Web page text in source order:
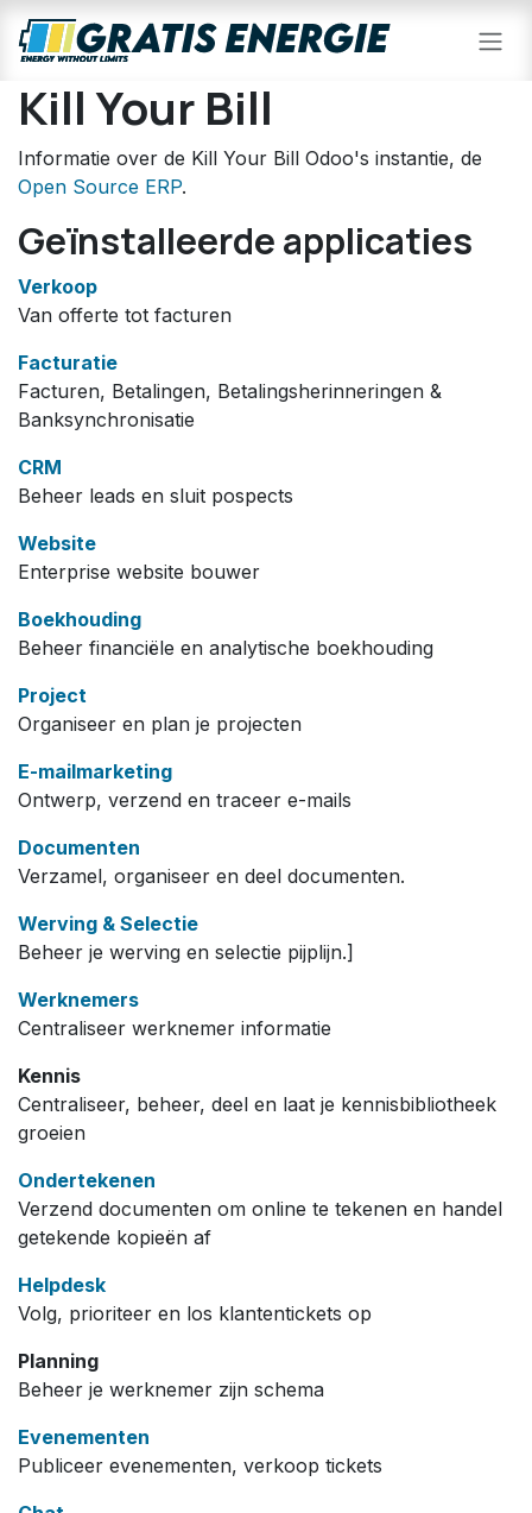
Overslaan naar inhoud
Kill Your Bill
Informatie over de Kill Your Bill Odoo's instantie, de
Open Source ERP.
Geïnstalleerde applicaties
Verkoop
Van offerte tot facturen
Facturatie
Facturen, Betalingen, Betalingsherinneringen &
Banksynchronisatie
CRM
Beheer leads en sluit pospects
Website
Enterprise website bouwer
Boekhouding
Beheer financiële en analytische boekhouding
Project
Organiseer en plan je projecten
E-mailmarketing
Ontwerp, verzend en traceer e-mails
Documenten
Verzamel, organiseer en deel documenten.
Werving & Selectie
Beheer je werving en selectie pijplijn.]
Werknemers
Centraliseer werknemer informatie
Kennis
Centraliseer, beheer, deel en laat je kennisbibliotheek
groeien
Ondertekenen
Verzend documenten om online te tekenen en handel
getekende kopieën af
Helpdesk
Volg, prioriteer en los klantentickets op
Planning
Beheer je werknemer zijn schema
Evenementen
Publiceer evenementen, verkoop tickets